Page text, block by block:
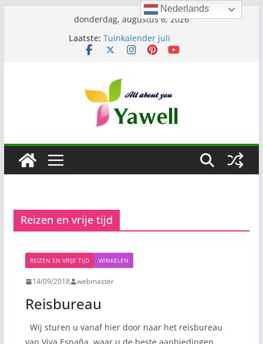
donderdag, augustus 6, 2026
Laatste: Tuinkalender juli
Lang en gezond leven
Wat eten wij in Juli
Reizen en vrije tijd
REIZEN EN VRIJE TIJD WINKELEN
14/09/2018 webmaster
Reisbureau
Wij sturen u vanaf hier door naar het reisbureau
Nederlands